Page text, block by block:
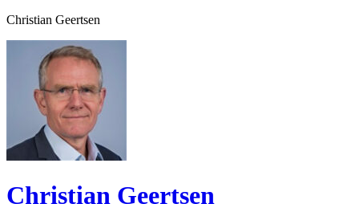
Christian Geertsen
Christian Geertsen